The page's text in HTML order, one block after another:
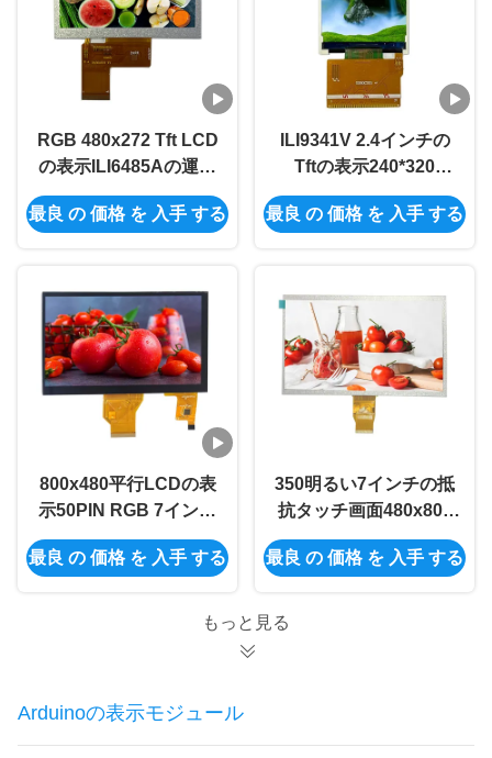
RGB 480x272 Tft LCD
の表示ILI6485Aの運転
者350の明るいTft Lcd
スクリーン モジュール
最良 の 価格 を 入手 する
ILI9341V 2.4インチの
Tftの表示240*320
320*240 Tft表示画面
2.4のインチ37PIN
最良 の 価格 を 入手 する
800x480平行LCDの表
示50PIN RGB 7インチ
の容量性タッチ画面の
表示
最良 の 価格 を 入手 する
350明るい7インチの抵
抗タッチ画面480x800
7インチのTftの表示モ
ジュール50PIN RGB
最良 の 価格 を 入手 する
もっと見る
Arduinoの表示モジュール